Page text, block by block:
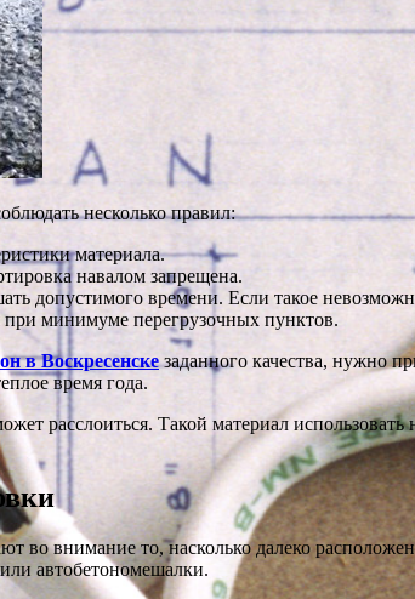
несколько правил:
материала.
навалом запрещена.
допустимого времени. Если такое
при минимуме перегрузочных пунктов.
в Воскресенскезаданного качества, нужно
время года.
расслоиться. Такой материал
внимание то, насколько далеко
автобетономешалки.